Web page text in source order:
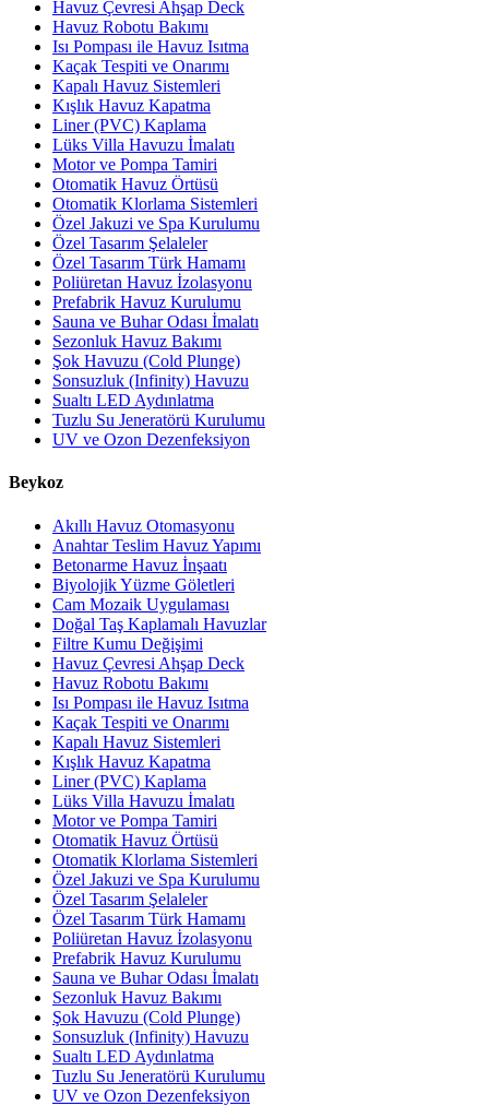
Havuz Çevresi Ahşap Deck
Havuz Robotu Bakımı
Isı Pompası ile Havuz Isıtma
Kaçak Tespiti ve Onarımı
Kapalı Havuz Sistemleri
Kışlık Havuz Kapatma
Liner (PVC) Kaplama
Lüks Villa Havuzu İmalatı
Motor ve Pompa Tamiri
Otomatik Havuz Örtüsü
Otomatik Klorlama Sistemleri
Özel Jakuzi ve Spa Kurulumu
Özel Tasarım Şelaleler
Özel Tasarım Türk Hamamı
Poliüretan Havuz İzolasyonu
Prefabrik Havuz Kurulumu
Sauna ve Buhar Odası İmalatı
Sezonluk Havuz Bakımı
Şok Havuzu (Cold Plunge)
Sonsuzluk (Infinity) Havuzu
Sualtı LED Aydınlatma
Tuzlu Su Jeneratörü Kurulumu
UV ve Ozon Dezenfeksiyon
Beykoz
Akıllı Havuz Otomasyonu
Anahtar Teslim Havuz Yapımı
Betonarme Havuz İnşaatı
Biyolojik Yüzme Göletleri
Cam Mozaik Uygulaması
Doğal Taş Kaplamalı Havuzlar
Filtre Kumu Değişimi
Havuz Çevresi Ahşap Deck
Havuz Robotu Bakımı
Isı Pompası ile Havuz Isıtma
Kaçak Tespiti ve Onarımı
Kapalı Havuz Sistemleri
Kışlık Havuz Kapatma
Liner (PVC) Kaplama
Lüks Villa Havuzu İmalatı
Motor ve Pompa Tamiri
Otomatik Havuz Örtüsü
Otomatik Klorlama Sistemleri
Özel Jakuzi ve Spa Kurulumu
Özel Tasarım Şelaleler
Özel Tasarım Türk Hamamı
Poliüretan Havuz İzolasyonu
Prefabrik Havuz Kurulumu
Sauna ve Buhar Odası İmalatı
Sezonluk Havuz Bakımı
Şok Havuzu (Cold Plunge)
Sonsuzluk (Infinity) Havuzu
Sualtı LED Aydınlatma
Tuzlu Su Jeneratörü Kurulumu
UV ve Ozon Dezenfeksiyon